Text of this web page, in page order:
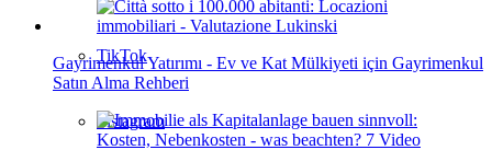
TikTok
Instagram
Gayrimenkul Yatırımı - Ev ve Kat Mülkiyeti için Gayrimenkul
Satın Alma Rehberi